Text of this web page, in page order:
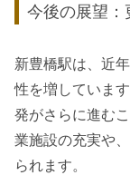
今後の展望
新豊橋駅は、近
性を増していま
発がさらに進む
業施設の充実や
られます。